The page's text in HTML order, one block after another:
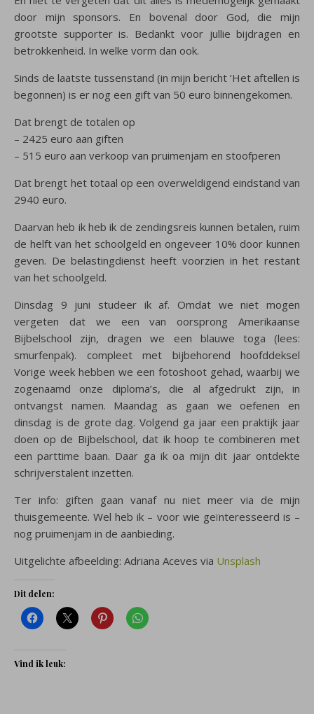
door mijn sponsors. En bovenal door God, die mijn
grootste supporter is. Bedankt voor jullie bijdragen en
betrokkenheid. In welke vorm dan ook.
Sinds de laatste tussenstand (in mijn bericht ‘Het aftellen is
begonnen) is er nog een gift van 50 euro binnengekomen.
Dat brengt de totalen op
– 2425 euro aan giften
– 515 euro aan verkoop van pruimenjam en stoofperen
Dat brengt het totaal op een overweldigend eindstand van
2940 euro.
Daarvan heb ik heb ik de zendingsreis kunnen betalen, ruim
de helft van het schoolgeld en ongeveer 10% door kunnen
geven. De belastingdienst heeft voorzien in het restant
van het schoolgeld.
Dinsdag 9 juni studeer ik af. Omdat we niet mogen
vergeten dat we een van oorsprong Amerikaanse
Bijbelschool zijn, dragen we een blauwe toga (lees:
smurfenpak). compleet met bijbehorend hoofddeksel
Vorige week hebben we een fotoshoot gehad, waarbij we
zogenaamd onze diploma’s, die al afgedrukt zijn, in
ontvangst namen. Maandag as gaan we oefenen en
dinsdag is de grote dag. Volgend ga jaar een praktijk jaar
doen op de Bijbelschool, dat ik hoop te combineren met
een parttime baan. Daar ga ik oa mijn dit jaar ontdekte
schrijverstalent inzetten.
Ter info: giften gaan vanaf nu niet meer via de mijn
thuisgemeente. Wel heb ik – voor wie geïnteresseerd is –
nog pruimenjam in de aanbieding.
Uitgelichte afbeelding: Adriana Aceves via Unsplash
Dit delen:
Vind ik leuk: